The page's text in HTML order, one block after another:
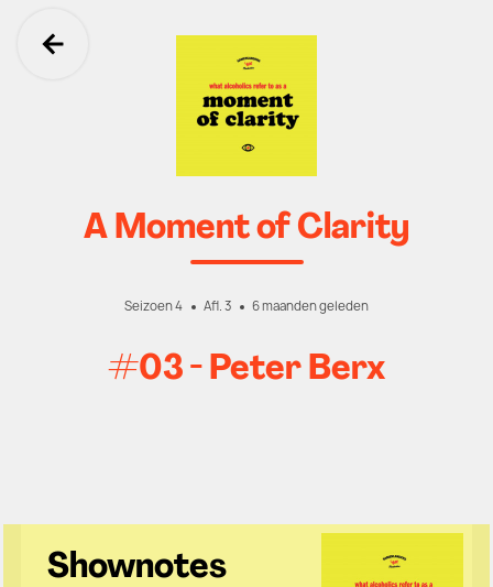
Ga terug
A Moment of Clarity
Seizoen 4 Afl. 3 6 maanden geleden
#03 - Peter Berx
Shownotes